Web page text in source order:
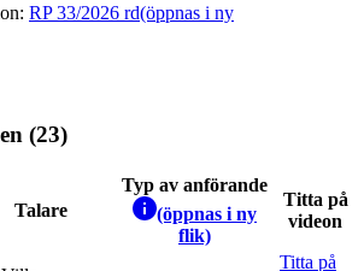
: RP 33/2026 rd(öppnas i ny
(23)
Talare
Typ av anförande
(öppnas i ny
flik)
Titta på
videon
Titta på